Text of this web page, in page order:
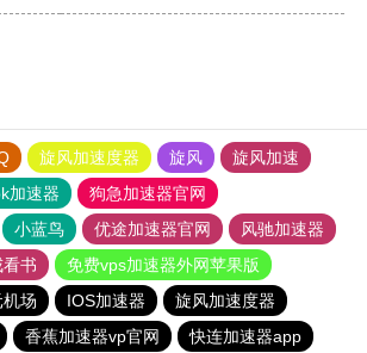
旋风加速度器 旋风
旋风加速
加速器
狗急加速器官网
小蓝鸟 优途加速器官网
风驰加速器
看书
免费vps加速器外网苹果版
场 IOS加速器
旋风加速度器
香蕉加速器vp官网 快连加速器app